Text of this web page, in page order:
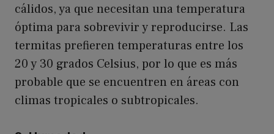
cálidos, ya que necesitan una temperatura
óptima para sobrevivir y reproducirse. Las
termitas prefieren temperaturas entre los
20 y 30 grados Celsius, por lo que es más
probable que se encuentren en áreas con
climas tropicales o subtropicales.